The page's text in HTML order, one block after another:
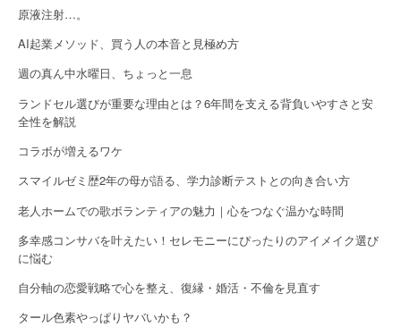
g
a
t
i
o
n
原液注射…。
AI起業メソッド、買う人の本音と見極め方
週の真ん中水曜日、ちょっと一息
ランドセル選びが重要な理由とは？6年間を支える背負いやすさと安
全性を解説
コラボが増えるワケ
スマイルゼミ歴2年の母が語る、学力診断テストとの向き合い方
老人ホームでの歌ボランティアの魅力｜心をつなぐ温かな時間
多幸感コンサバを叶えたい！セレモニーにぴったりのアイメイク選び
に悩む
自分軸の恋愛戦略で心を整え、復縁・婚活・不倫を見直す
タール色素やっぱりヤバいかも？